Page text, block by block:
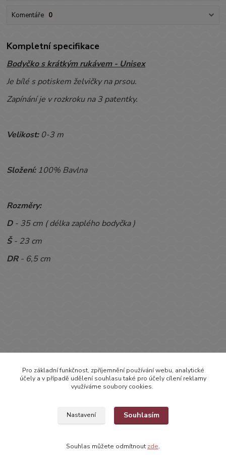
Komentáře 0
Kompletní specifikace
Bodyčko s krátkým rukávem - Unisex
Je bílé s potiskem želvičky na prsou.
Zapínání je v rozkroku na 3 patentky.
Velikost:0-3 m
Složení: 100% Bavlna
Rozměry:
D - 35 cm ( délka zaplého bodyčka )
Š- 23 cm
DR - 6,5 cm
Pro základní funkčnost, zpříjemnění používání webu, analytické
účely a v případě udělení souhlasu také pro účely cílení reklamy
využíváme soubory cookies.
Nastavení Souhlasím
Souhlas můžete odmítnout zde.